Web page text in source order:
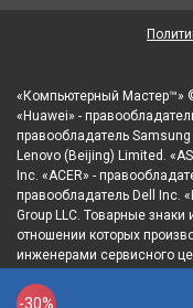
-30%
«Компьютерный Мастер™»
«Huawei» -
правообладатель
Lenovo (Beijing) Limited.
Inc. «ACER» -
правообладатель Dell Inc.
Group LLC. Товарные
отношении которых
инженерами сервисного
представителями в